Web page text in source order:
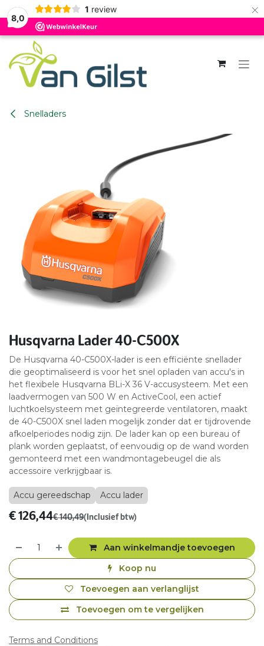
8,0
1 review ×
Overslaan naar inhoud
Snelladers
Husqvarna Lader 40-C500X
De Husqvarna 40-C500X-lader is een efficiënte snellader
die geoptimaliseerd is voor het snel opladen van accu's in
het flexibele Husqvarna BLi-X 36 V-accusysteem. Met een
laadvermogen van 500 W en ActiveCool, een actief
luchtkoelsysteem met geïntegreerde ventilatoren, maakt
de 40-C500X snel laden mogelijk zonder dat er tijdrovende
afkoelperiodes nodig zijn. De lader kan op een bureau of
plank worden geplaatst, of eenvoudig op de wand worden
gemonteerd met een wandmontagebeugel die als
accessoire verkrijgbaar is.
Accu gereedschap Accu lader
€126,44€140,49(Inclusief btw)
Aan winkelmandje toevoegen
Koop nu
Toevoegen om te vergelijken
Toevoegen aan verlanglijst
Terms and Conditions